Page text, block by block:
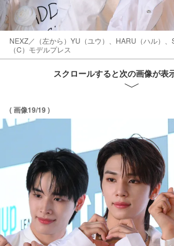
NEXZ／（左から）YU（ユウ）、HARU（ハル）、
（C）モデルプレス
スクロールすると次の画像が表
( 画像19/19 )